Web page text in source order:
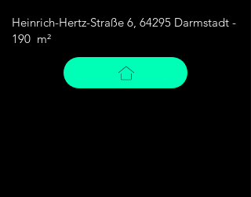
Heinrich-Hertz-Straße 6, 64295 Darmstadt -
190 m²